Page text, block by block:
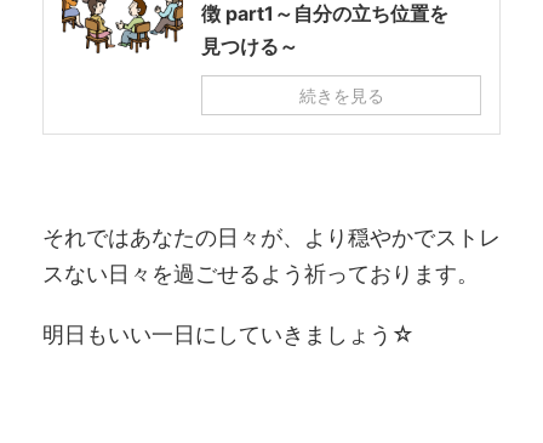
徴 part1～自分の立ち位置を
見つける～
続きを見る
それではあなたの日々が、より穏やかでストレ
スない日々を過ごせるよう祈っております。
明日もいい一日にしていきましょう☆